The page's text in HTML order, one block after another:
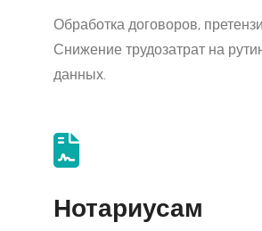
Обработка договоров,
Снижение трудозатрат на
данных.
Нотариусам